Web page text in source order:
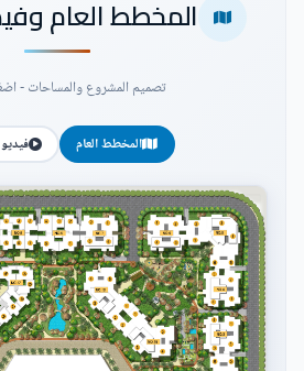
المخطط العام
تصميم المشروع والمساحات -
المخطط العام